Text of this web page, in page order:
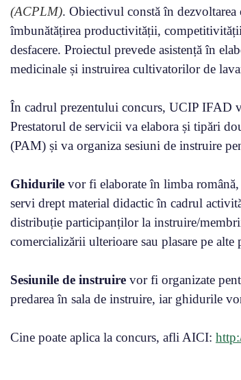
(ACPLM). Obiectivul constă în
îmbunătățirea productivității,
desfacere. Proiectul prevede asistență în
medicinale și instruirea cultivatorilor de
În cadrul prezentului concurs, UCIP IFAD
Prestatorul de servicii va elabora și tipări
(PAM) și va organiza sesiuni de instruire
Ghidurile vor fi elaborate în limba
servi drept material didactic în cadrul
distribuție participanților la instruire/
comercializării ulterioare sau plasare pe alte
Sesiunile de instruire vor fi organizate
predarea în sala de instruire, iar ghidurile
Cine poate aplica la concurs, afli AICI: